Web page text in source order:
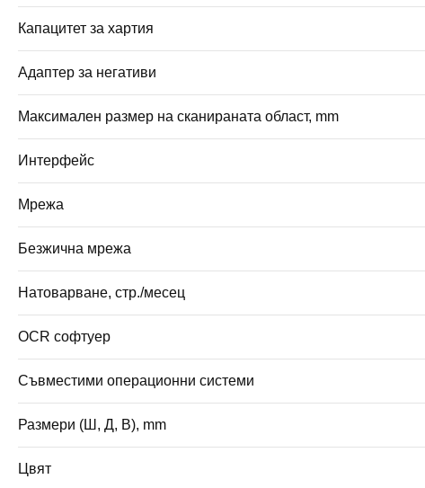
Капацитет за хартия
Адаптер за негативи
Максимален размер на сканираната област, mm
Интерфейс
Мрежа
Безжична мрежа
Натоварване, стр./месец
OCR софтуер
Съвместими операционни системи
Размери (Ш, Д, В), mm
Цвят